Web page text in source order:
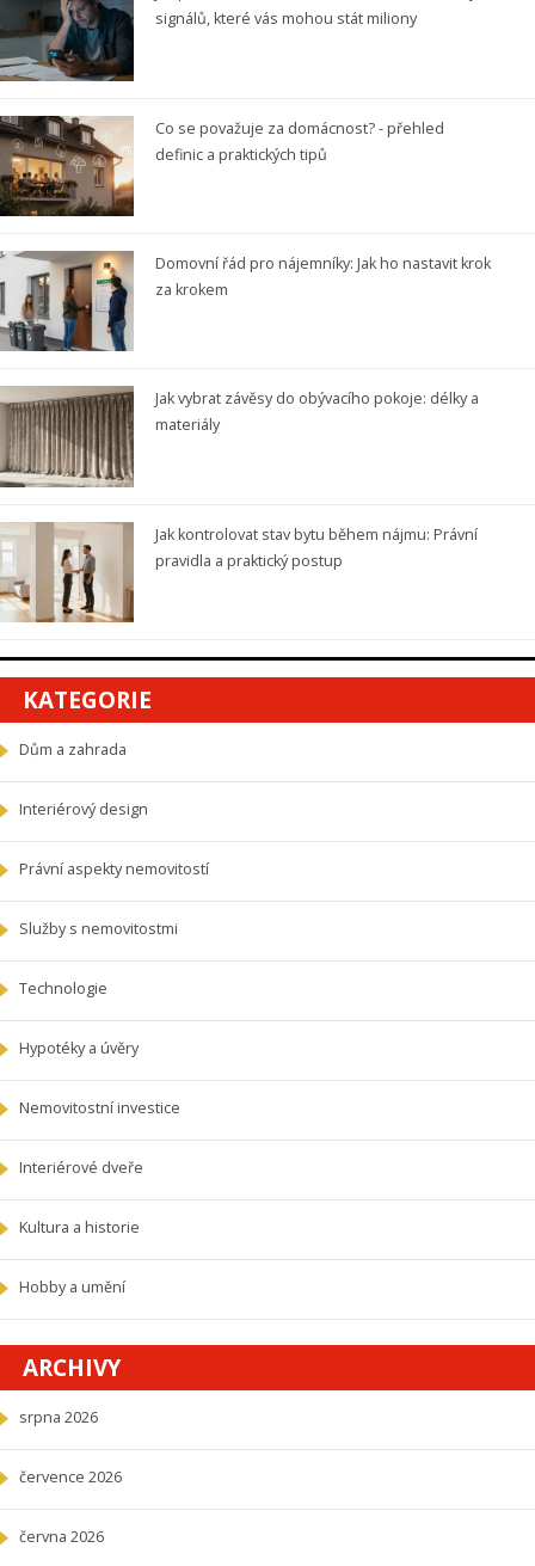
signálů, které vás mohou stát miliony
Co se považuje za domácnost? - přehled
definic a praktických tipů
Domovní řád pro nájemníky: Jak ho nastavit krok
za krokem
Jak vybrat závěsy do obývacího pokoje: délky a
materiály
Jak kontrolovat stav bytu během nájmu: Právní
pravidla a praktický postup
KATEGORIE
Dům a zahrada
Interiérový design
Právní aspekty nemovitostí
Služby s nemovitostmi
Technologie
Hypotéky a úvěry
Nemovitostní investice
Interiérové dveře
Kultura a historie
Hobby a umění
ARCHIVY
srpna 2026
července 2026
června 2026